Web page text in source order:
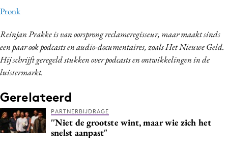
Pronk
Reinjan Prakke is van oorsprong reclameregisseur, maar maakt sinds
een paar ook podcasts en audio-documentaires, zoals Het Nieuwe Geld.
Hij schrijft geregeld stukken over podcasts en ontwikkelingen in de
luistermarkt.
Gerelateerd
PARTNERBIJDRAGE
''Niet de grootste wint, maar wie zich het
snelst aanpast"